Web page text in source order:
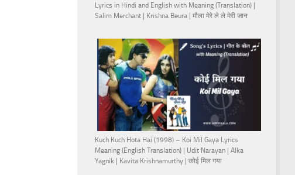
Lyrics in Hindi and English with Meaning (Translation) |
Salim Merchant | Krishna Beura | मौला मेरे ले ले मेरी जान
Kuch Kuch Hota Hai (1998) – Koi Mil Gaya Lyrics
Meaning (English Translation) | Udit Narayan | Alka
Yagnik | Kavita Krishnamurthy | कोई मिल गया